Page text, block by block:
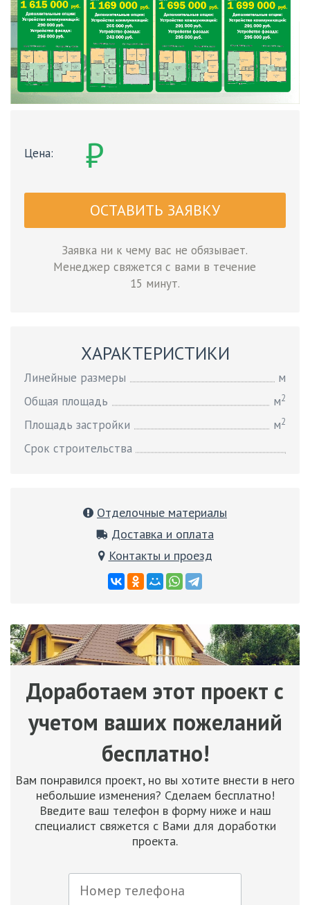
Цена: ₽
ОСТАВИТЬ ЗАЯВКУ
Заявка ни к чему вас не обязывает.
Менеджер свяжется с вами в течение
15 минут.
ХАРАКТЕРИСТИКИ
Линейные размеры
м
Общая площадь
м2
Площадь застройки м2
Срок строительства
Отделочные материалы
Доставка и оплата
Контакты и проезд
Доработаем этот проект с
учетом ваших пожеланий
бесплатно!
Вам понравился проект, но вы хотите внести в него
небольшие изменения? Сделаем бесплатно!
Введите ваш телефон в форму ниже и наш
специалист свяжется с Вами для доработки
проекта.